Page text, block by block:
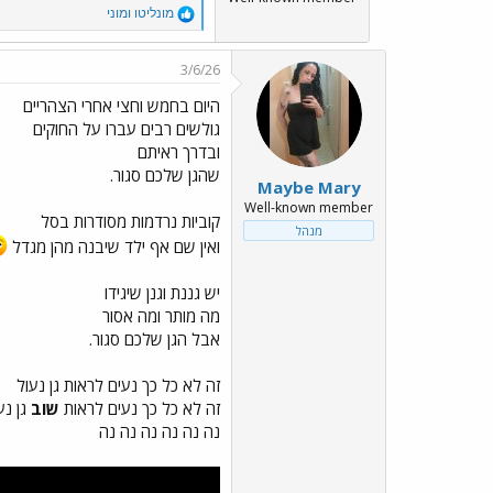
R
e
a
i
n
s
:
מונליטו ומוני
Maybe Mary
Well-known member
מנהל
3/6/26
היום בחמש וחצי אחרי הצהריים
גולשים רבים עברו על החוקים
ובדרך ראיתם
שהגן שלכם סגור.
קוביות נרדמות מסודרות בסל
ואין שם אף ילד שיבנה מהן מגדל
יש גננת וגנן שיגידו
מה מותר ומה אסור
אבל הגן שלכם סגור.
זה לא כל כך נעים לראות גן נעול
זה לא כל כך נעים לראות שוב גן
נה נה נה נה נה נה